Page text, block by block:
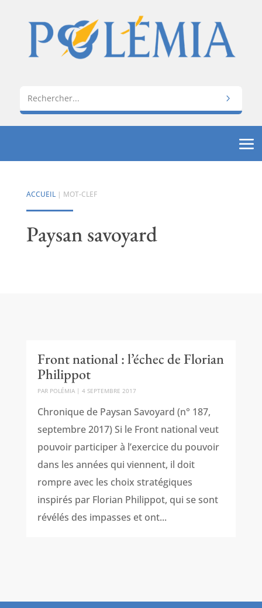
ACCUEIL| MOT-CLEF
Paysan savoyard
Front national : l’échec de Florian
Philippot
PAR POLÉMIA| 4 SEPTEMBRE 2017
Chronique de Paysan Savoyard (n° 187,
septembre 2017) Si le Front national veut
pouvoir participer à l’exercice du pouvoir
dans les années qui viennent, il doit
rompre avec les choix stratégiques
inspirés par Florian Philippot, qui se sont
révélés des impasses et ont...